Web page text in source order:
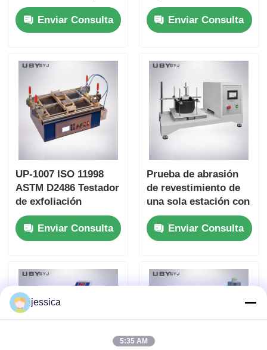
Structure and User-
Friendly Interface for
Friction and Wear
Enviar Consulta
Test with Adjustable
Load Range and Real-
time Friction
Enviar Consulta
UP-1007 ISO 11998
ASTM D2486 Testador
de exfoliación
conforme con 37 ±
1cpm Frecuencia de
movimiento del
aluminio anodizado
Enviar Consulta
Prueba de abrasión
de revestimiento de
una sola estación con
un trazo de 100 mm ±
5 mm y una velocidad
de 6,5 ± 0,2 m/min
durabilidad
Enviar Consulta
jessica
5:35 AM